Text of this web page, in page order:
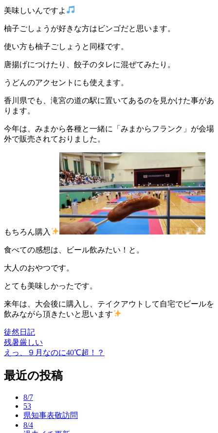
美味しいんですよ
柚子ごしょうが好きな方はビンゴだと思います。
使い方も柚子ごしょうと同様です。
唐揚げにつけたり、餃子のタレに混ぜてみたり。
うどんのアクセントにも使えます。
香川県でも、滝宮の道の駅に置いてあるのを見かけた事があ
ります。
今年は、みまから各種と一緒に「みまからフランク」が会場
外で販売されておりました。
もちろん購入
食べての感想は、ビール飲みたい！と。
大人のおやつです。
とても美味しかったです。
来年は、大会後に購入し、テイクアウトして自宅でビールを
飲みながら頂きたいと思います
徒然日記
投
稿
ナ
残暑厳しい
えっ、９月なのに40℃超！？
最近の投稿
8/7
53
県知事表敬訪問
8/4